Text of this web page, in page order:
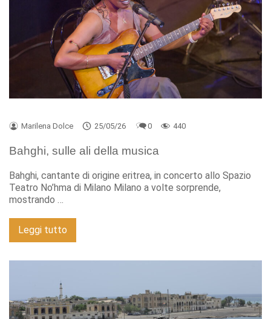
Marilena Dolce 25/05/26 0 440
Bahghi, sulle ali della musica
Bahghi, cantante di origine eritrea, in concerto allo Spazio
Teatro No’hma di Milano Milano a volte sorprende,
mostrando …
Leggi tutto